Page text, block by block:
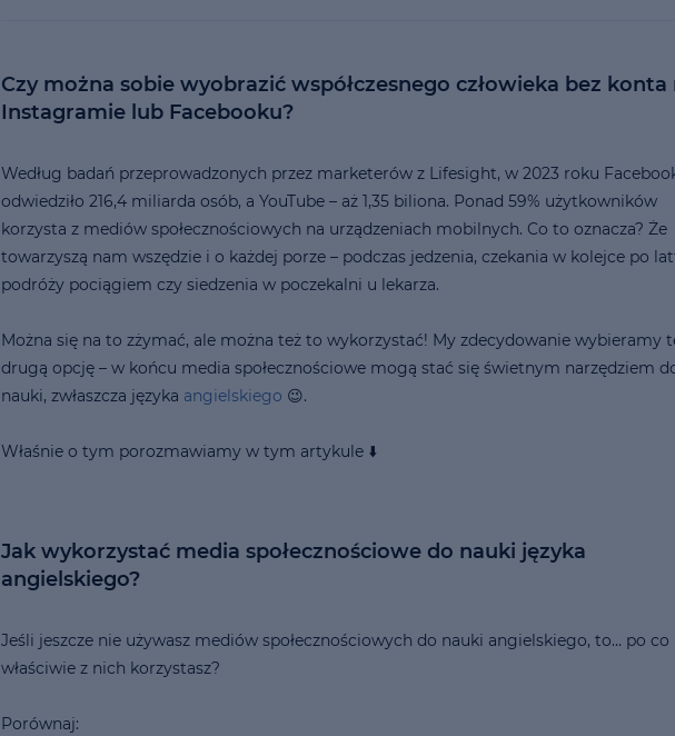
Czy można sobie wyobrazić współczesnego człowieka bez konta
Instagramie lub Facebooku?
Według badań przeprowadzonych przez marketerów z Lifesight, w 2023 roku
odwiedziło 216,4 miliarda osób, a YouTube – aż 1,35 biliona. Ponad 59% użytkowników
korzysta z mediów społecznościowych na urządzeniach mobilnych. Co to oznacza? Że
towarzyszą nam wszędzie i o każdej porze – podczas jedzenia, czekania w kolejce po
podróży pociągiem czy siedzenia w poczekalni u lekarza.
Można się na to zżymać, ale można też to wykorzystać! My zdecydowanie wybieramy
drugą opcję – w końcu media społecznościowe mogą stać się świetnym narzędziem
nauki, zwłaszcza języka angielskiego 😉.
Właśnie o tym porozmawiamy w tym artykule ⬇️
Jak wykorzystać media społecznościowe do nauki języka
angielskiego?
Jeśli jeszcze nie używasz mediów społecznościowych do nauki angielskiego, to… po co
właściwie z nich korzystasz?
Porównaj:
10